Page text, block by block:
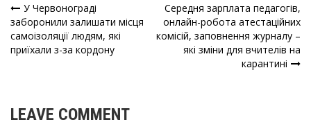
Навігація
записів
У Червонограді
заборонили залишати місця
самоізоляції людям, які
приїхали з-за кордону
Середня зарплата педагогів,
онлайн-робота атестаційних
комісій, заповнення журналу –
які зміни для вчителів на
карантині
LEAVE COMMENT